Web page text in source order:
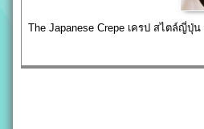
The Japanese Crepe เครป สไตล์ญี่ปุ่